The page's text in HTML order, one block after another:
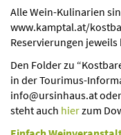
Alle Wein-Kulinarien
www.kamptal.at/
Reservierungen
Den Folder zu
in der Tourimus-
info@ursinhaus.at
steht auch hierzum